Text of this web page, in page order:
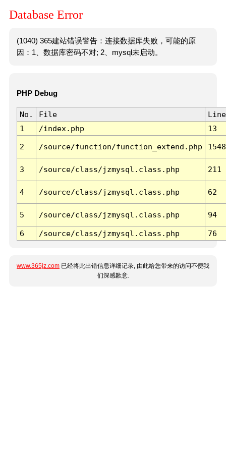
Database Error
(1040) 365建站错误警告：连接数据库失败，可能的原
因：1、数据库密码不对; 2、mysql未启动。
PHP Debug
No. File
Line
1
/index.php 13
2 /source/function/function_extend.php 1548
3 /source/class/jzmysql.class.php 211
4 /source/class/jzmysql.class.php 62
5 /source/class/jzmysql.class.php 94
6 /source/class/jzmysql.class.php 76
www.365jz.com 已经将此出错信息详细记录, 由此给您带来的访问不便我
们深感歉意.